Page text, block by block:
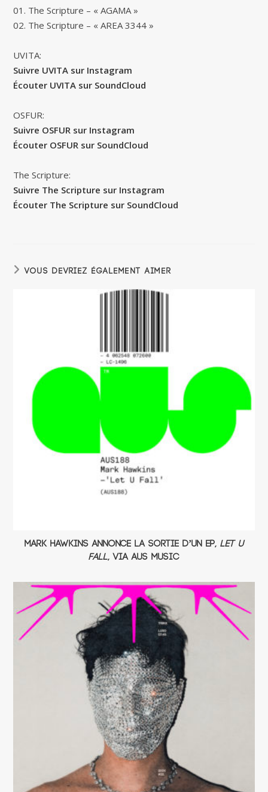
01. The Scripture – « AGAMA »
02. The Scripture – « AREA 3344 »
UVITA:
Suivre UVITA sur Instagram
Écouter UVITA sur SoundCloud
OSFUR:
Suivre OSFUR sur Instagram
Écouter OSFUR sur SoundCloud
The Scripture:
Suivre The Scripture sur Instagram
Écouter The Scripture sur SoundCloud
VOUS DEVRIEZ ÉGALEMENT AIMER
Mark Hawkins annonce la sortie d’un EP, Let U
Fall, via Aus Music